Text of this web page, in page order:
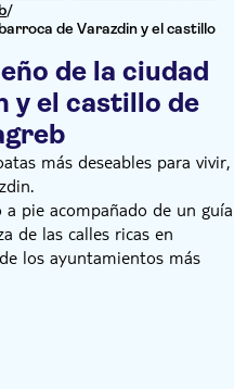
/
de Varazdin y el castillo
de la ciudad
y el castillo de
más deseables para vivir,
pie acompañado de un guía
de las calles ricas en
los ayuntamientos más
visitando el romántico
disfrutar de la naturaleza
máximo 15 participantes